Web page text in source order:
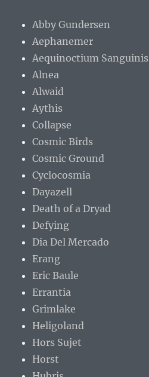
Abby Gundersen
Aephanemer
Aequinoctium Sanguinis
Alnea
Alwaid
Aythis
Collapse
Cosmic Birds
Cosmic Ground
Cyclocosmia
Dayazell
Death of a Dryad
Defying
Dia Del Mercado
Erang
Eric Baule
Errantia
Grimlake
Heligoland
Hors Sujet
Horst